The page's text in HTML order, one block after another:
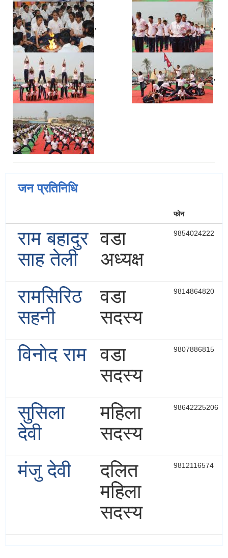
, ,
, ,
जन प्रतिनिधि
फोन
राम बहादुर
साह तेली
वडा
अध्यक्ष
9854024222
रामसिरिठ
सहनी
वडा
सदस्य
9814864820
विनाेद राम
वडा
सदस्य
9807886815
सुसिला
देवी
महिला
सदस्य
98642225206
मंजु देवी
दलित
महिला
सदस्य
9812116574